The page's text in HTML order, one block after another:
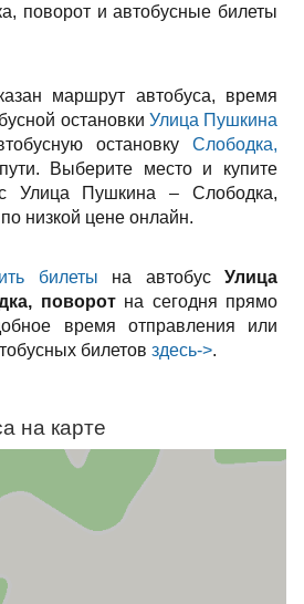
поворот и автобусные билеты
маршрут автобуса, время
остановки Улица Пушкина
остановку Слободка,
Выберите место и купите
Улица Пушкина – Слободка,
низкой цене онлайн.
билеты на автобус Улица
поворотна сегодня прямо
время отправления или
билетов здесь->.
на карте